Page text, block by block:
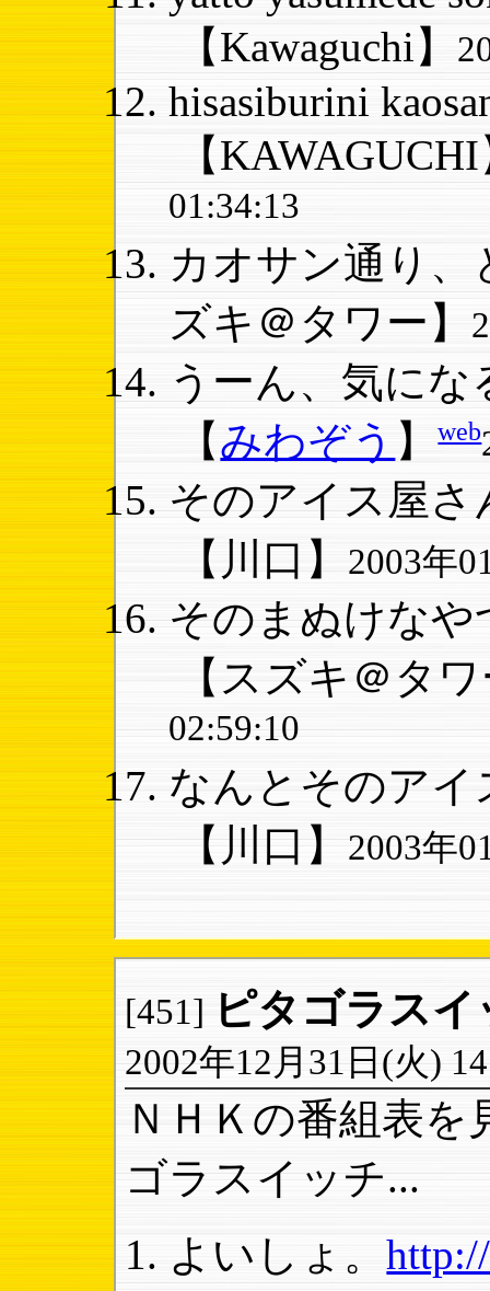
【Kawaguchi】
hisasiburini
【
01:34:13
カオサン通り、
ズキ＠タワー】
うーん、気に
【みわぞう 】web
そのアイス屋
【川口】
2003年
そのまぬけなや
【スズキ＠タ
02:59:10
なんとそのアイ
【川口】
2003年
[451] ピタゴラスイ
2002年12月31日(火)
ＮＨＫの番組表
ゴラスイッチ...
よいしょ。